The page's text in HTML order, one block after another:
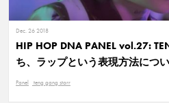
Dec. 26 2018
HIP HOP DNA PANEL vol.27:
ち、ラップという表現方法につ
Panel teng gang starr